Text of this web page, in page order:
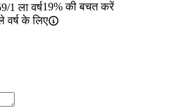
/1 ला वर्ष19% की बचत करें
वर्ष के लिए